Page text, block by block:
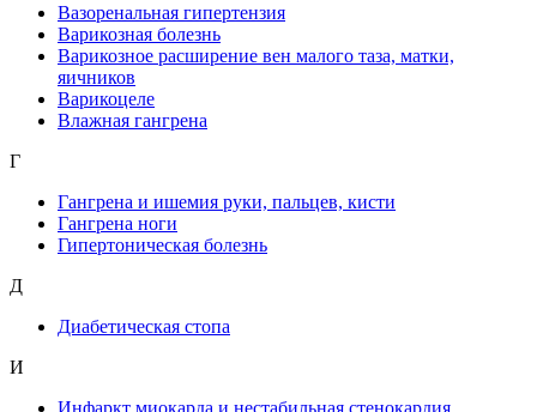
Вазоренальная гипертензия
Варикозная болезнь
Варикозное расширение вен малого таза, матки,
яичников
Варикоцеле
Влажная гангрена
Г
Гангрена и ишемия руки, пальцев, кисти
Гангрена ноги
Гипертоническая болезнь
Д
Диабетическая стопа
И
Инфаркт миокарда и нестабильная стенокардия